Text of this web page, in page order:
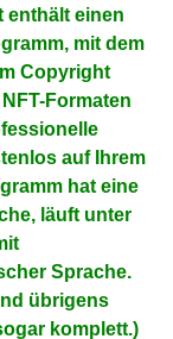
enthält einen
mit dem
Copyright
Formaten
auf Ihrem
hat eine
läuft unter
Sprache.
übrigens
komplett.)